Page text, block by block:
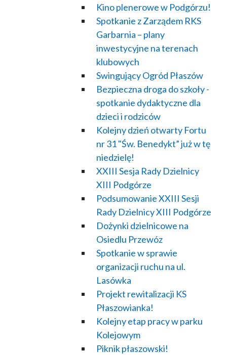
Kino plenerowe w Podgórzu!
Spotkanie z Zarządem RKS
Garbarnia – plany
inwestycyjne na terenach
klubowych
Swingujący Ogród Płaszów
Bezpieczna droga do szkoły -
spotkanie dydaktyczne dla
dzieci i rodziców
Kolejny dzień otwarty Fortu
nr 31 "Św. Benedykt” już w tę
niedzielę!
XXIII Sesja Rady Dzielnicy
XIII Podgórze
Podsumowanie XXIII Sesji
Rady Dzielnicy XIII Podgórze
Dożynki dzielnicowe na
Osiedlu Przewóz
Spotkanie w sprawie
organizacji ruchu na ul.
Lasówka
Projekt rewitalizacji KS
Płaszowianka!
Kolejny etap pracy w parku
Kolejowym
Piknik płaszowski!